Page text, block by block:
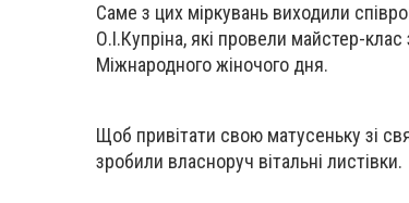
Саме з цих міркувань виходили
О.І.Купріна, які провели майстер-
Міжнародного жіночого дня.
Щоб привітати свою матусеньку зі
зробили власноруч вітальні листівки.